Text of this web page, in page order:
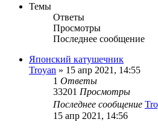
Темы
Ответы
Просмотры
Последнее сообщение
Японский катушечник
Troyan » 15 апр 2021, 14:55
1 Ответы
33201 Просмотры
Последнее сообщение
15 апр 2021, 14:56